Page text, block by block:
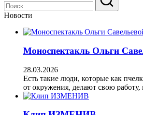
Новости
Моноспектакль Ольги
28.03.2026
Есть такие люди, которые как
от окружения, делают свою